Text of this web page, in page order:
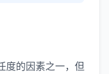
度的因素之一，但